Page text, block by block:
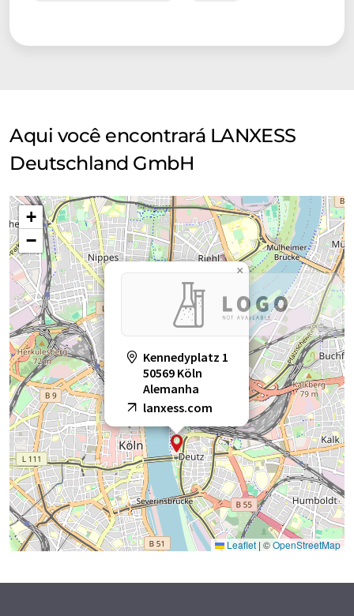
Aqui você encontrará LANXESS
Deutschland GmbH
Kennedyplatz 1
50569 Köln
Alemanha
lanxess.com
×
+
−
Leaflet | ©OpenStreetMap